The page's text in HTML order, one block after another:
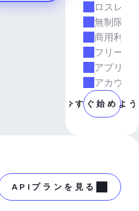
ージャーのサポート
ロスレス
無制限の
商用利用
フリーラ
アプリと
アカウン
今すぐ始めよう
APIプランを見る